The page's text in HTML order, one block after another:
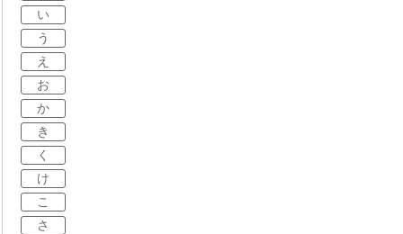
い
う
え
お
か
き
く
け
こ
さ